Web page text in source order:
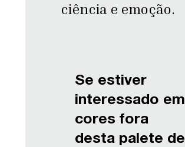
ciência e emoção.
Se estiver
interessado em
cores fora
desta palete de